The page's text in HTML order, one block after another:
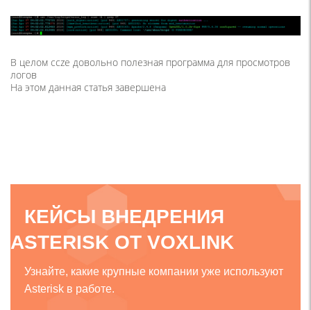
В целом ccze довольно полезная программа для просмотров
логов
На этом данная статья завершена
КЕЙСЫ ВНЕДРЕНИЯ
ASTERISK ОТ VOXLINK
Узнайте, какие крупные компании уже используют
Asterisk в работе.